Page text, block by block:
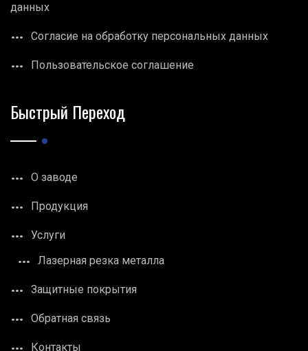
данных
Согласие на обработку персональных данных
Пользовательское соглашение
Быстрый Переход
О заводе
Продукция
Услуги
Лазерная резка металла
Защитные покрытия
Обратная связь
Контакты